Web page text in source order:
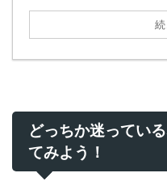
どっちか迷ってい
てみよう！